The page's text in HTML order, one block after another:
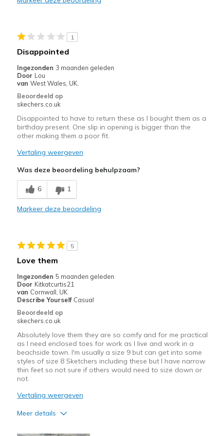
Beste toepassingen
Going Out
Travel
Width
Feels true to width
Sizing
Feels true to size
1
Disappointed
Ingezonden 3 maanden geleden
Door Lou
van West Wales, UK.
Beoordeeld op
skechers.co.uk
Disappointed to have to return these as I bought them as a
birthday present. One slip in opening is bigger than the
other making them a poor fit.
Vertaling weergeven
Was deze beoordeling behulpzaam?
6 1
Markeer deze beoordeling
5
Love them
Ingezonden 5 maanden geleden
Door Kitkatcurtis21
van Cornwall, UK
Describe Yourself Casual
Beoordeeld op
skechers.co.uk
Absolutely love them they are so comfy and for me practical
as I need enclosed toes for work as I live and work in a
beachside town. I'm usually a size 9 but can get into some
styles of size 8 Sketchers including these but I have narrow
thin feet so not sure if others would need to size down or
not.
Vertaling weergeven
Meer details